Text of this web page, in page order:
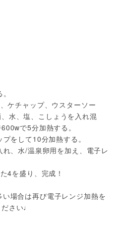
ケチャップ、ウスターソー
水、塩、こしょうを入れ混
で5分加熱する。
をして10分加熱する。
、水/温泉卵用を加え、電子レ
4を盛り、完成！
場合は再び電子レンジ加熱を
さい♩